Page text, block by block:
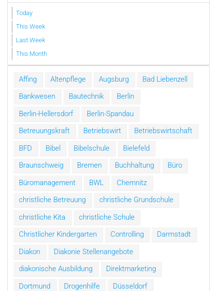
Today
This Week
Last Week
This Month
Affing Altenpflege Augsburg
Bad Liebenzell
Bankwesen
Bautechnik
Berlin
Berlin-Hellersdorf
Berlin-Spandau
Betreuungskraft
Betriebswirt
Betriebswirtschaft
BFD
Bibel Bibelschule
Bielefeld
Braunschweig
Bremen Buchhaltung
Büro
Büromanagement
BWL
Chemnitz
christliche Betreuung
christliche Grundschule
christliche Kita
christliche Schule
Christlicher Kindergarten
Controlling
Darmstadt
Diakon
Diakonie Stellenangebote
diakonische Ausbildung
Direktmarketing
Dortmund
Drogenhilfe
Düsseldorf